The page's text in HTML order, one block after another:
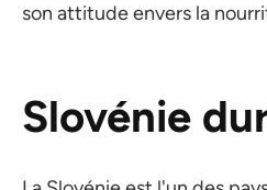
son attitude envers la
Slovénie